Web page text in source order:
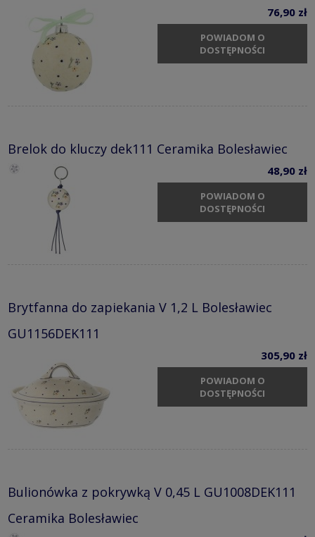
76,90 zł
POWIADOM O
DOSTĘPNOŚCI
Brelok do kluczy dek111 Ceramika Bolesławiec
48,90 zł
POWIADOM O
DOSTĘPNOŚCI
Brytfanna do zapiekania V 1,2 L Bolesławiec
GU1156DEK111
305,90 zł
POWIADOM O
DOSTĘPNOŚCI
Bulionówka z pokrywką V 0,45 L GU1008DEK111
Ceramika Bolesławiec